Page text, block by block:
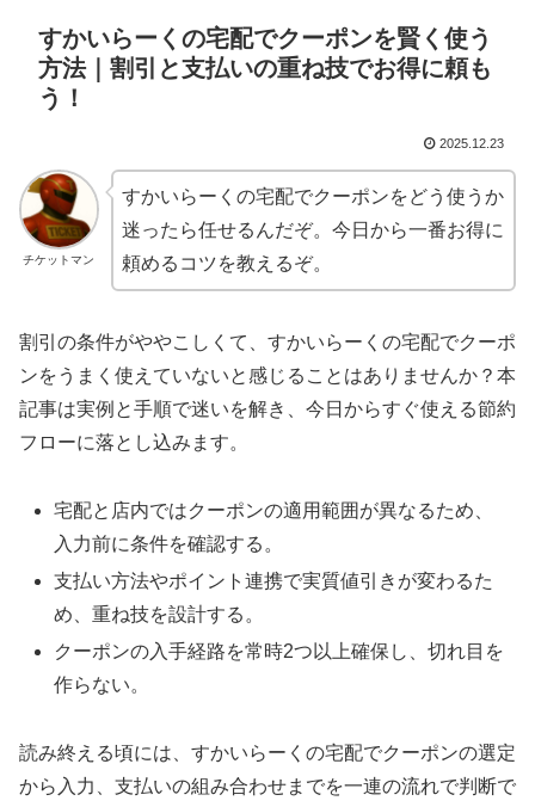
すかいらーくの宅配でクーポンを賢く使う
方法｜割引と支払いの重ね技でお得に頼も
う！
2025.12.23
チケットマン
すかいらーくの宅配でクーポンをどう使うか
迷ったら任せるんだぞ。今日から一番お得に
頼めるコツを教えるぞ。
割引の条件がややこしくて、すかいらーくの宅配でクーポ
ンをうまく使えていないと感じることはありませんか？本
記事は実例と手順で迷いを解き、今日からすぐ使える節約
フローに落とし込みます。
宅配と店内ではクーポンの適用範囲が異なるため、
入力前に条件を確認する。
支払い方法やポイント連携で実質値引きが変わるた
め、重ね技を設計する。
クーポンの入手経路を常時2つ以上確保し、切れ目を
作らない。
読み終える頃には、すかいらーくの宅配でクーポンの選定
から入力、支払いの組み合わせまでを一連の流れで判断で